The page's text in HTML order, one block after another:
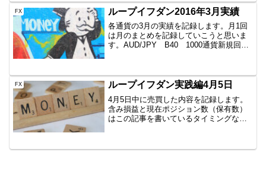
ついて⇒ドイツVPS、CONTABOに挑戦
⇒...
FX ループイフダン2016年3月実績
各通貨の3月の実績を記録します。月1回
は月のまとめを記録していこうと思いま
す。AUD/JPY B40 1000通貨新規回数
FX ループイフダン実践編4月5日
4月5日中に売買した内容を記録します。
含み損益と現在ポジション数（保有数）
はこの記事を書いているタイミングなの